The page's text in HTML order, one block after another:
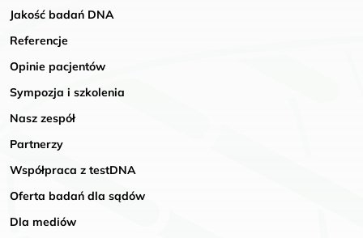
Jakość badań DNA
Referencje
Opinie pacjentów
Sympozja i szkolenia
Nasz zespół
Partnerzy
Współpraca z testDNA
Oferta badań dla sądów
Dla mediów